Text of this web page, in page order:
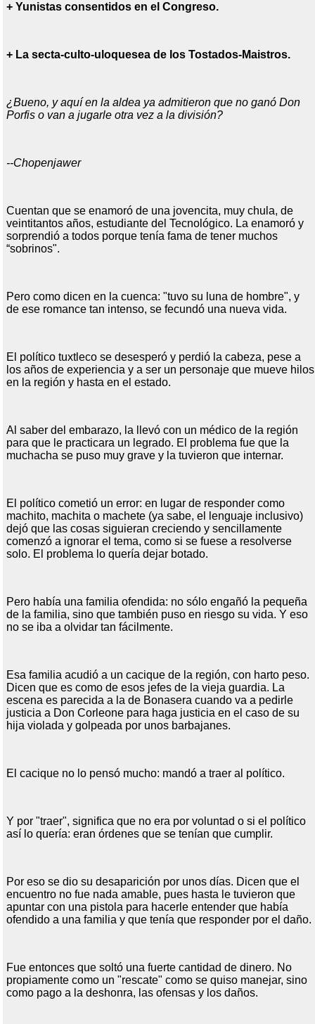
+ Yunistas consentidos en el Congreso.
+ La secta-culto-uloquesea de los Tostados-Maistros.
¿Bueno, y aquí en la aldea ya admitieron que no ganó Don
Porfis o van a jugarle otra vez a la división?
--Chopenjawer
Cuentan que se enamoró de una jovencita, muy chula, de
veintitantos años, estudiante del Tecnológico. La enamoró y
sorprendió a todos porque tenía fama de tener muchos
“sobrinos".
Pero como dicen en la cuenca: "tuvo su luna de hombre", y
de ese romance tan intenso, se fecundó una nueva vida.
El político tuxtleco se desesperó y perdió la cabeza, pese a
los años de experiencia y a ser un personaje que mueve hilos
en la región y hasta en el estado.
Al saber del embarazo, la llevó con un médico de la región
para que le practicara un legrado. El problema fue que la
muchacha se puso muy grave y la tuvieron que internar.
El político cometió un error: en lugar de responder como
machito, machita o machete (ya sabe, el lenguaje inclusivo)
dejó que las cosas siguieran creciendo y sencillamente
comenzó a ignorar el tema, como si se fuese a resolverse
solo. El problema lo quería dejar botado.
Pero había una familia ofendida: no sólo engañó la pequeña
de la familia, sino que también puso en riesgo su vida. Y eso
no se iba a olvidar tan fácilmente.
Esa familia acudió a un cacique de la región, con harto peso.
Dicen que es como de esos jefes de la vieja guardia. La
escena es parecida a la de Bonasera cuando va a pedirle
justicia a Don Corleone para haga justicia en el caso de su
hija violada y golpeada por unos barbajanes.
El cacique no lo pensó mucho: mandó a traer al político.
Y por "traer", significa que no era por voluntad o si el político
así lo quería: eran órdenes que se tenían que cumplir.
Por eso se dio su desaparición por unos días. Dicen que el
encuentro no fue nada amable, pues hasta le tuvieron que
apuntar con una pistola para hacerle entender que había
ofendido a una familia y que tenía que responder por el daño.
Fue entonces que soltó una fuerte cantidad de dinero. No
propiamente como un "rescate" como se quiso manejar, sino
como pago a la deshonra, las ofensas y los daños.